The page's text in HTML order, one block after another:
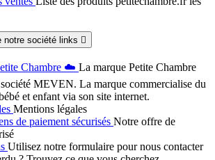
notre société links 
Chambre ☁️ La marque Petite Chambre
MEVEN. La marque commercialise du
et enfant via son site internet.
Mentions légales
de paiement sécurisés Notre offre de
Utilisez notre formulaire pour nous contacter